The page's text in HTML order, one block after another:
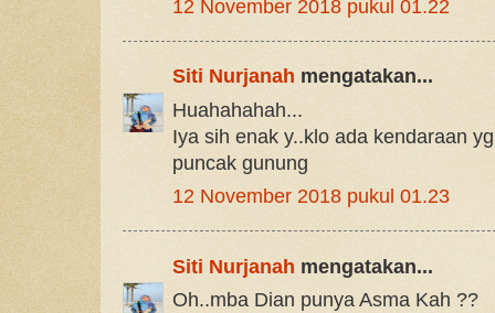
12 November 2018 pukul 01.22
Siti Nurjanah mengatakan...
Huahahahah...
Iya sih enak y..klo ada kendaraan
puncak gunung
12 November 2018 pukul 01.23
Siti Nurjanah mengatakan...
Oh..mba Dian punya Asma Kah ??